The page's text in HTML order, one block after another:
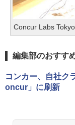
Concur Labs
編集部のおすす
コンカー、自社ク
oncur」に刷新